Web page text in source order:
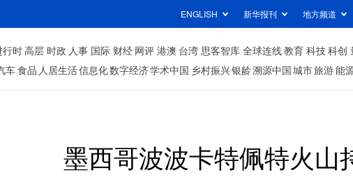
ENGLISH 新华报刊 地方频道
行时高层 时政 人事 国际 财经 网评 港澳 台湾 思客智库 全球连线教育 科技科创
车食品 人居生活信息化数字经济学术中国 乡村振兴银龄溯源中国城市旅游能
墨西哥波波卡特佩特火山